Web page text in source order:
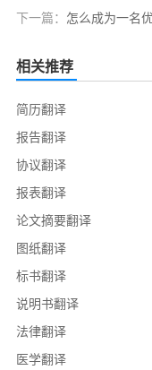
下一篇： 怎么成为一名
相关推荐
简历翻译
报告翻译
协议翻译
报表翻译
论文摘要翻译
图纸翻译
标书翻译
说明书翻译
法律翻译
医学翻译